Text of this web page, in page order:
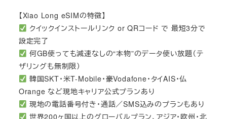
【Xiao Long eSIMの特徴】
クイックインストールリンク or QRコード で 最短3分で
設定完了
何GB使っても減速なしの“本物”のデータ使い放題（テ
ザリングも無制限）
韓国SKT・米T-Mobile・豪Vodafone・タイAIS・仏
Orange など現地キャリア公式プランあり
現地の電話番号付き・通話／SMS込みのプランもあり
世界200ヶ国以上のグローバルプラン、アジア・欧州・北